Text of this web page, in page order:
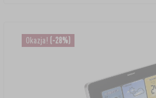
Okazja! (-28%)